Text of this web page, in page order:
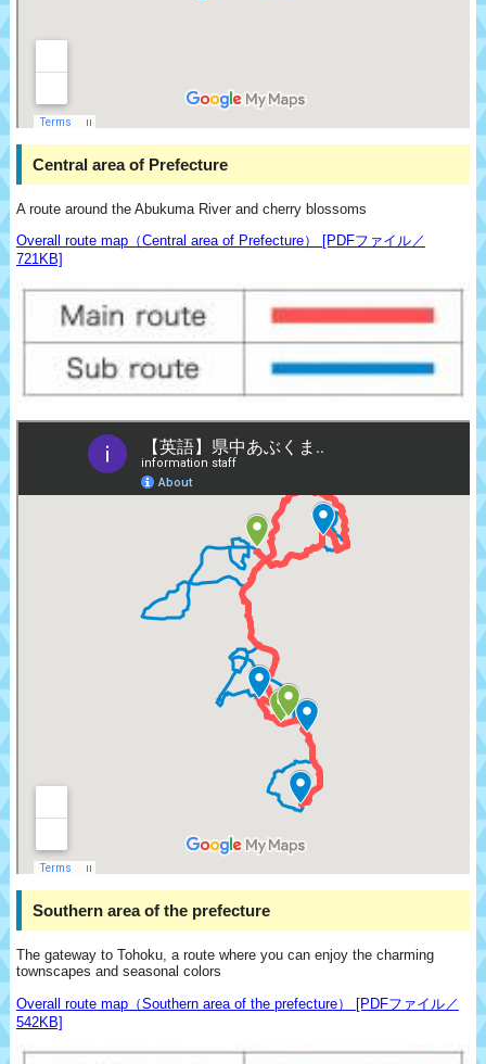
Central area of Prefecture
A route around the Abukuma River and cherry blossoms
Overall route map（Central area of Prefecture） [PDFファイル／
721KB]
Southern area of the prefecture
The gateway to Tohoku, a route where you can enjoy the charming
townscapes and seasonal colors
Overall route map（Southern area of the prefecture） [PDFファイル／
542KB]